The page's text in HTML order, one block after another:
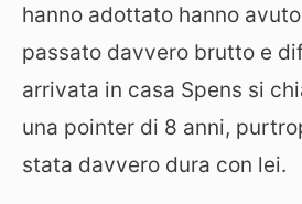
hanno adottato hanno
passato davvero brutto e
arrivata in casa Spens si
una pointer di 8 anni,
stata davvero dura con lei.